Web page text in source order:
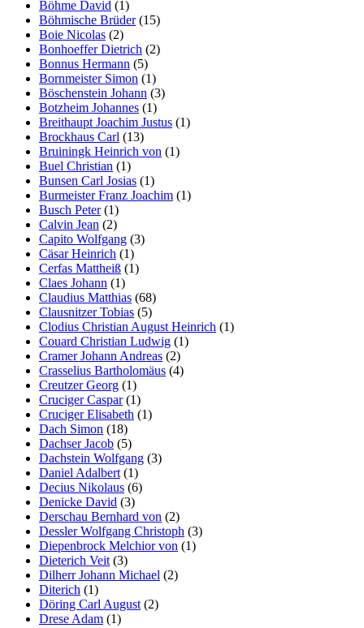
Böhme David (1)
Böhmische Brüder(15)
Boie Nicolas (2)
Bonhoeffer Dietrich (2)
Bonnus Hermann (5)
Bornmeister Simon (1)
Böschenstein Johann (3)
Botzheim Johannes (1)
Breithaupt Joachim Justus (1)
Brockhaus Carl (13)
Bruiningk Heinrich von (1)
Buel Christian (1)
Bunsen Carl Josias (1)
Burmeister Franz Joachim (1)
Busch Peter(1)
Calvin Jean (2)
Capito Wolfgang (3)
Cäsar Heinrich (1)
Cerfas Mattheiß (1)
Claes Johann (1)
Claudius Matthias (68)
Clausnitzer Tobias (5)
Clodius Christian August Heinrich (1)
Couard Christian Ludwig (1)
Cramer Johann Andreas (2)
Crasselius Bartholomäus (4)
Creutzer Georg (1)
Cruciger Caspar(1)
Cruciger Elisabeth (1)
Dach Simon (18)
Dachser Jacob (5)
Dachstein Wolfgang (3)
Daniel Adalbert (1)
Decius Nikolaus (6)
Denicke David (3)
Derschau Bernhard von (2)
Dessler Wolfgang Christoph (3)
Diepenbrock Melchior von (1)
Dieterich Veit (3)
Dilherr Johann Michael (2)
Diterich (1)
Döring Carl August (2)
Drese Adam (1)